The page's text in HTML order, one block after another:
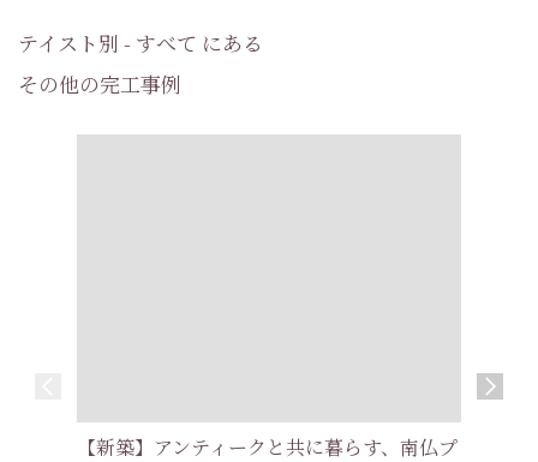
テイスト別 - すべて にある
その他の完工事例
【新築】アンティークと共に暮らす、南仏プ